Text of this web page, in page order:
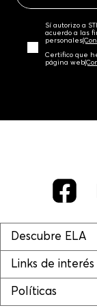
Sí autorizo a
acuerdo a las
personales‎
Certifico que
página web‎
Descubre ELA
Links de interés
Políticas